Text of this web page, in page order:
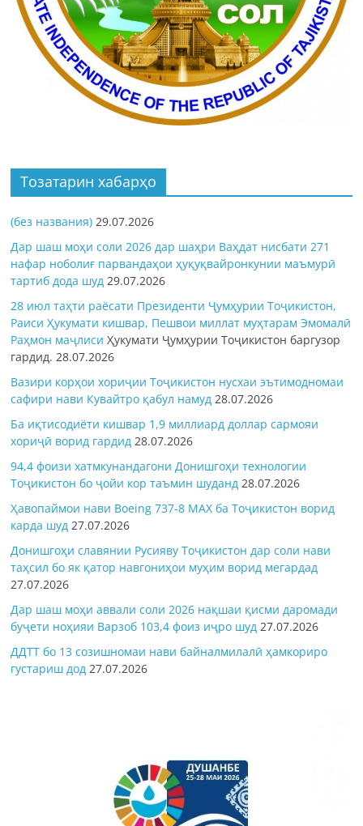
Тозатарин хабарҳо
(без названия) 29.07.2026
Дар шаш моҳи соли 2026 дар шаҳри Ваҳдат нисбати 271
нафар ноболиғ парвандаҳои ҳуқуқвайронкунии маъмурӣ
тартиб дода шуд 29.07.2026
28 июл таҳти раёсати Президенти Ҷумҳурии Тоҷикистон,
Раиси Ҳукумати кишвар, Пешвои миллат муҳтарам Эмомалӣ
Раҳмон маҷлисиҲукумати Ҷумҳурии Тоҷикистон баргузор
гардид.28.07.2026
Вазири корҳои хориҷии Тоҷикистон нусхаи эътимодномаи
сафири нави Кувайтро қабул намуд 28.07.2026
Ба иқтисодиёти кишвар 1,9 миллиард доллар сармояи
хориҷӣ ворид гардид 28.07.2026
94,4 фоизи хатмкунандагони Донишгоҳи технологии
Тоҷикистон бо ҷойи кор таъмин шуданд 28.07.2026
Ҳавопаймои нави Boeing 737-8 MAX ба Тоҷикистон ворид
карда шуд 27.07.2026
Донишгоҳи славянии Русияву Тоҷикистон дар соли нави
таҳсил бо як қатор навгониҳои муҳим ворид мегардад
27.07.2026
Дар шаш моҳи аввали соли 2026 нақшаи қисми даромади
буҷети ноҳияи Варзоб 103,4 фоиз иҷро шуд 27.07.2026
ДДТТ бо 13 созишномаи нави байналмилалӣ ҳамкориро
густариш дод 27.07.2026